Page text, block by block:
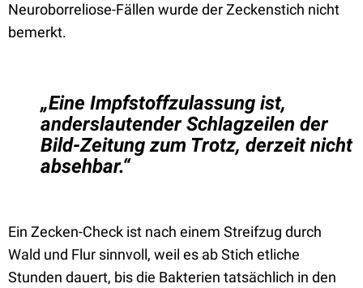
Neuroborreliose-Fällen wurde der Zeckenstich nicht
bemerkt.
„Eine Impfstoffzulassung ist,
anderslautender Schlagzeilen der
Bild-Zeitung zum Trotz, derzeit nicht
absehbar.“
Ein Zecken-Check ist nach einem Streifzug durch
Wald und Flur sinnvoll, weil es ab Stich etliche
Stunden dauert, bis die Bakterien tatsächlich in den